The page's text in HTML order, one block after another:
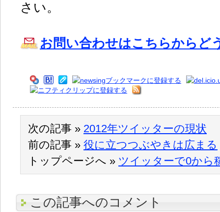
さい。
お問い合わせはこちらからど
次の記事 » 2012年ツイッターの現状
前の記事 » 役に立つつぶやきは広まる
トップページへ » ツイッターで0から
この記事へのコメント